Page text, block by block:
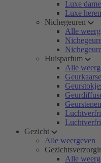
Luxe
Luxe
Nichegeuren
Alle
Huisparfum
Alle
Geurstenen
Gezicht
Alle weergeven
Alle